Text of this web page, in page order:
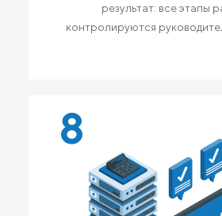
результат: все этапы
контролируются
8